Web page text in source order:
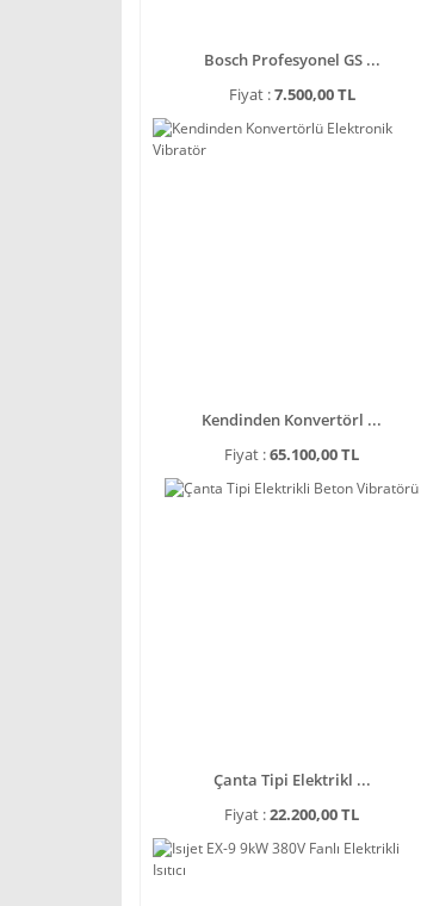
Bosch Profesyonel GS ...
Fiyat :7.500,00 TL
Kendinden Konvertörl ...
Fiyat :65.100,00 TL
Çanta Tipi Elektrikl ...
Fiyat :22.200,00 TL